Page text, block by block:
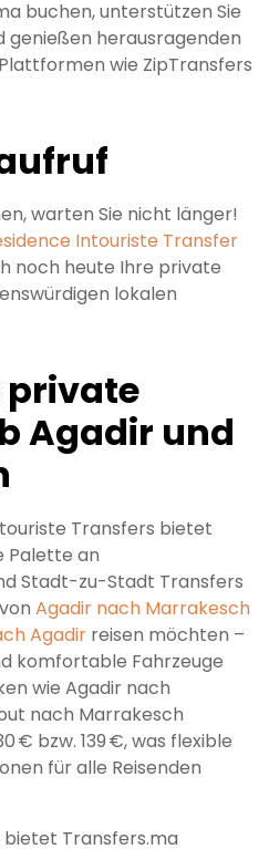
buchen, unterstützen Sie
genießen herausragenden
wie ZipTransfers
warten Sie nicht länger!
Intouriste Transfer
noch heute Ihre private
lokalen
private
Agadir und
Transfers bietet
Palette an
Stadt-zu-Stadt Transfers
Agadir nach Marrakesch
Agadir reisen möchten –
komfortable Fahrzeuge
wie Agadir nach
nach Marrakesch
€ bzw. 139 €, was flexible
für alle Reisenden
bietet Transfers.ma